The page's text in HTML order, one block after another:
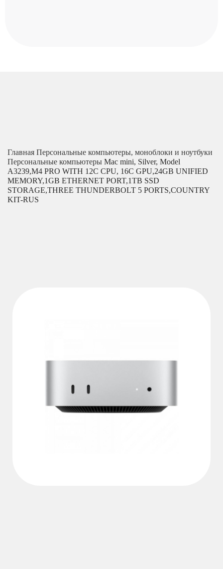
Главная Персональные компьютеры, моноблоки и ноутбуки
Персональные компьютеры Mac mini, Silver, Model
A3239,M4 PRO WITH 12C CPU, 16C GPU,24GB UNIFIED
MEMORY,1GB ETHERNET PORT,1TB SSD
STORAGE,THREE THUNDERBOLT 5 PORTS,COUNTRY
KIT-RUS